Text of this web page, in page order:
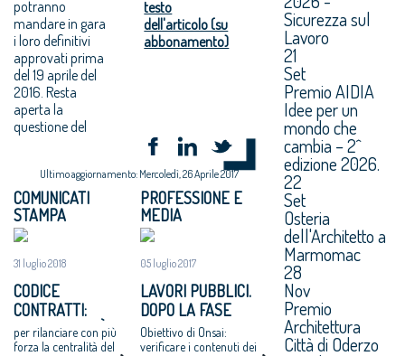
potranno
mandare in gara
i loro definitivi
approvati prima
del 19 aprile del
2016. Resta
aperta la
questione del
testo
dell'articolo (su
abbonamento)
Ultimo aggiornamento: Mercoledì, 26 Aprile 2017
COMUNICATI
STAMPA
31 luglio 2018
CODICE
CONTRATTI:
ARCHITETTI “È
NECESSARIA UNA
per rilanciare con più
forza la centralità del
PROFESSIONE E
MEDIA
05 luglio 2017
LAVORI PUBBLICI.
DOPO LA FASE
SPERIMENTALE, I
PRIMI DATI
Obiettivo di Onsai:
verificare i contenuti dei
Sicurezza sul
Lavoro
21
Set
Premio AIDIA
Idee per un
mondo che
cambia – 2^
edizione 2026.
22
Set
Osteria
dell'Architetto a
Marmomac
28
Nov
Premio
Architettura
Città di Oderzo